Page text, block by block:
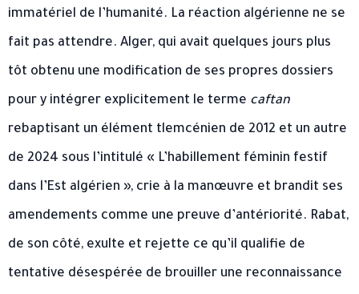
immatériel de l’humanité. La réaction algérienne ne se
fait pas attendre. Alger, qui avait quelques jours plus
tôt obtenu une modification de ses propres dossiers
pour y intégrer explicitement le terme caftan
rebaptisant un élément tlemcénien de 2012 et un autre
de 2024 sous l’intitulé « L’habillement féminin festif
dans l’Est algérien », crie à la manœuvre et brandit ses
amendements comme une preuve d’antériorité. Rabat,
de son côté, exulte et rejette ce qu’il qualifie de
tentative désespérée de brouiller une reconnaissance